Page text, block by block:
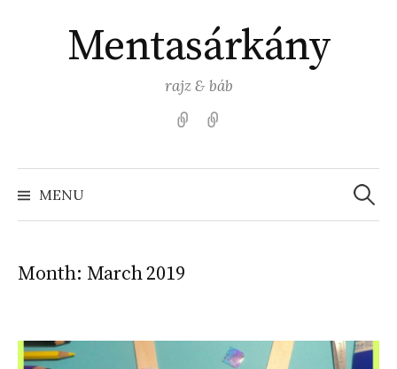
contentMentasárkány
rajz & báb
Kezdőlap
MENU
Search
for:
Month: March 2019